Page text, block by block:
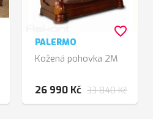
PALERMO
Kožená pohovka 2M
26 990 Kč 33 840 Kč
favorite_border